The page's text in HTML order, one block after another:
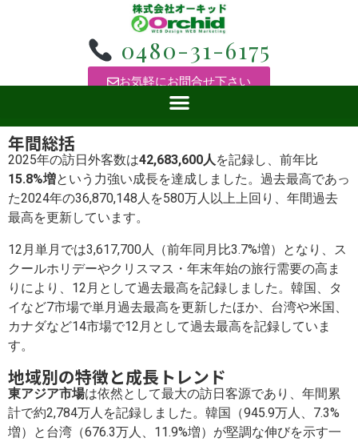
0480-31-6175
お気軽にお問合せ下さい
年間総括
2025年の訪日外客数は42,683,600人 を記録し、前年比
15.8%増という力強い成長を達成しました。過去最高であっ
た2024年の36,870,148人を580万人以上上回り、年間過去
最高を更新しています。
12月単月では3,617,700人（前年同月比3.7%増）となり、ス
クールホリデーやクリスマス・年末年始の旅行需要の高ま
りにより、12月として過去最高を記録しました。韓国、タ
イなど7市場で単月過去最高を更新したほか、台湾や米国、
カナダなど14市場で12月として過去最高を記録していま
す。
地域別の特徴と成長トレンド
東アジア市場は依然として最大の訪日客源であり、年間累
計で約2,784万人を記録しました。韓国（945.9万人、7.3%
増）と台湾（676.3万人、11.9%増）が堅調な伸びを示す一